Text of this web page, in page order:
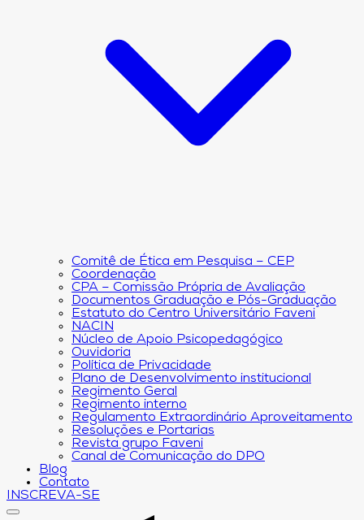
Comitê de Ética em Pesquisa – CEP
Coordenação
CPA – Comissão Própria de Avaliação
Documentos Graduação e Pós-Graduação
Estatuto do Centro Universitário Faveni
NACIN
Núcleo de Apoio Psicopedagógico
Ouvidoria
Política de Privacidade
Plano de Desenvolvimento institucional
Regimento Geral
Regimento interno
Regulamento Extraordinário Aproveitamento
Resoluções e Portarias
Revista grupo Faveni
Canal de Comunicação do DPO
Blog
Contato
INSCREVA-SE